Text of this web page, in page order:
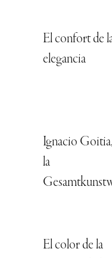
El confort de
elegancia
Ignacio
la
El color de la